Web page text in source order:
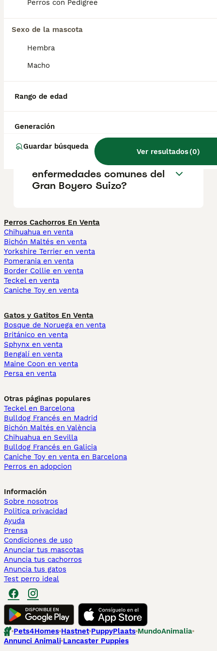
Perros con Pedigree
Sexo de la mascota
Hembra
Macho
Rango de edad
Generación
Guardar búsqueda
Ver resultados(0)
extraños.
¿Cuánto cuesta un Gran
Boyero Suizo?
¿Cuáles son las
enfermedades comunes del
Gran Boyero Suizo?
Perros Cachorros En Venta
Chihuahua en venta
Bichón Maltés en venta
Yorkshire Terrier en venta
Pomerania en venta
Border Collie en venta
Teckel en venta
Caniche Toy en venta
Gatos y Gatitos En Venta
Bosque de Noruega en venta
Británico en venta
Sphynx en venta
Bengalí en venta
Maine Coon en venta
Persa en venta
Otras páginas populares
Teckel en Barcelona
Bulldog Francés en Madrid
Bichón Maltés en València
Chihuahua en Sevilla
Bulldog Francés en Galicia
Caniche Toy en venta en Barcelona
Perros en adopcion
Información
Sobre nosotros
Politica privacidad
Ayuda
Prensa
Condiciones de uso
Anunciar tus mascotas
Anuncia tus cachorros
Anuncia tus gatos
Test perro ideal
Pets4Homes Hastnet PuppyPlaats MundoAnimalia
Annunci Animali Lancaster Puppies